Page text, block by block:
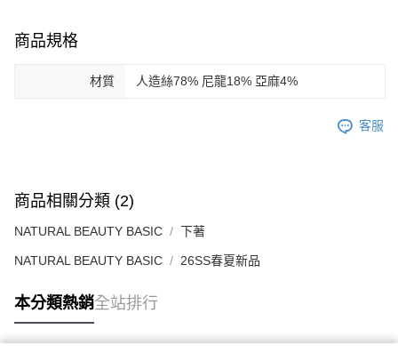
商品規格
材質 人造絲78% 尼龍18% 亞麻4%
客服
商品相關分類 (2)
NATURAL BEAUTY BASIC 下著
NATURAL BEAUTY BASIC 26SS春夏新品
本分類熱銷全站排行